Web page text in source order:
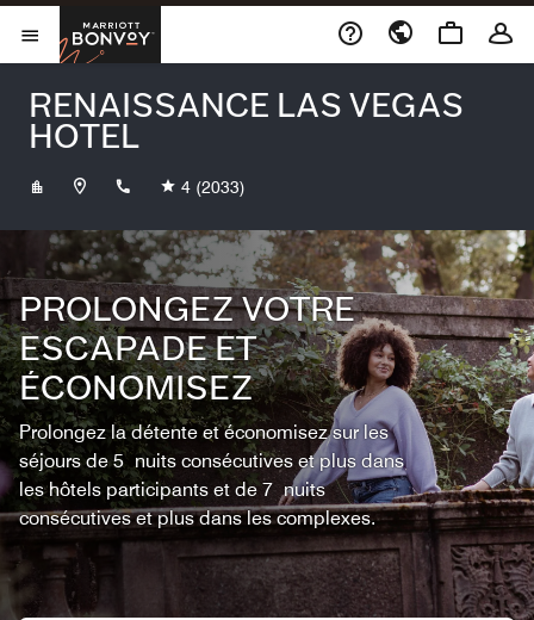
Skip to Content
Ouvrir le menu
Marriott Bonvoy
RENAISSANCE LAS VEGAS
HOTEL
+17027845700
4 (2033)
PROLONGEZ VOTRE
ESCAPADE ET
ÉCONOMISEZ
Prolongez la détente et économisez sur les
séjours de 5 nuits consécutives et plus dans
les hôtels participants et de 7 nuits
consécutives et plus dans les complexes.